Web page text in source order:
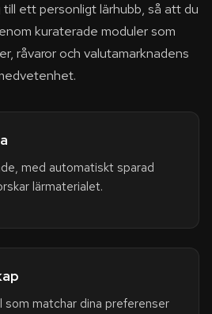
ett personligt lärhubb, så att du
kuraterade moduler som
råvaror och valutamarknadens
med automatiskt sparad
lärmaterialet.
som matchar dina preferenser